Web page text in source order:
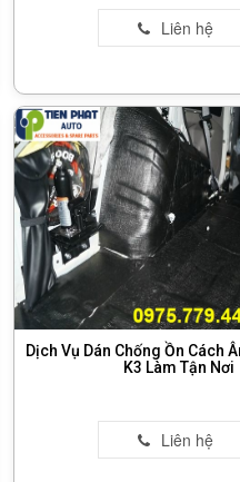
Dịch Vụ Dán Chống Ồn Cách
K3 Làm Tận Nơi